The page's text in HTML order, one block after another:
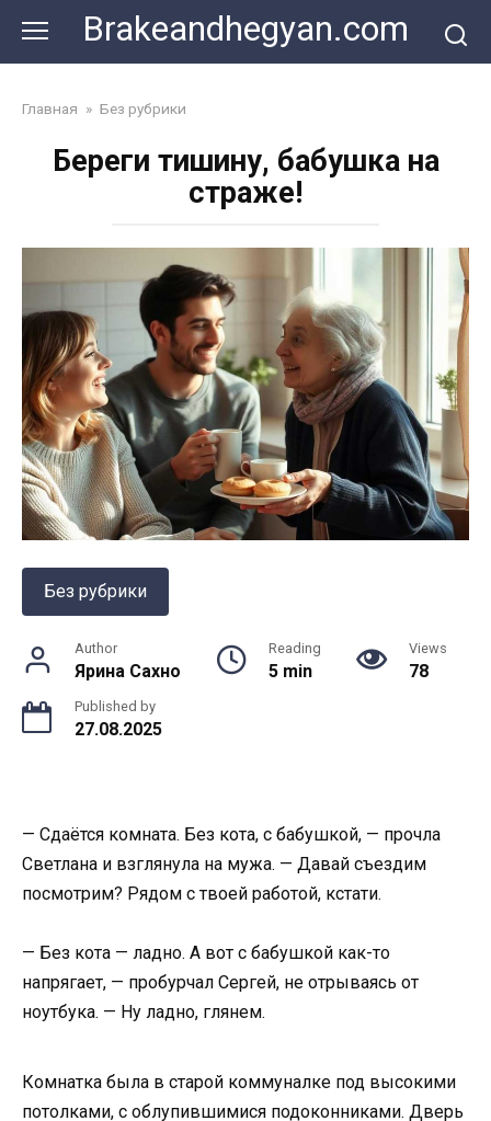
content
Brakeandhegyan.com
Главная » Без рубрики
Береги тишину, бабушка на
страже!
Без рубрики
Author
Ярина Сахно
Reading
5 min
Views
78
Published by
27.08.2025
— Сдаётся комната. Без кота, с бабушкой, — прочла
Светлана и взглянула на мужа. — Давай съездим
посмотрим? Рядом с твоей работой, кстати.
— Без кота — ладно. А вот с бабушкой как-то
напрягает, — пробурчал Сергей, не отрываясь от
ноутбука. — Ну ладно, глянем.
Комнатка была в старой коммуналке под высокими
потолками, с облупившимися подоконниками. Дверь